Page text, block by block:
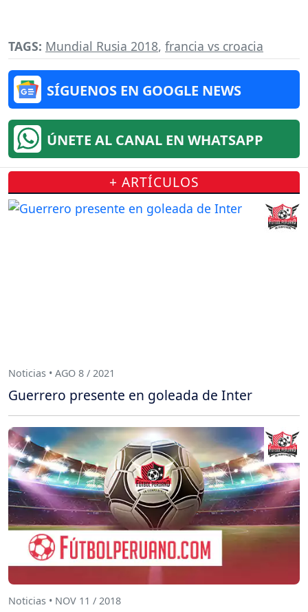
TAGS: Mundial Rusia 2018, francia vs croacia
SÍGUENOS EN GOOGLE NEWS
ÚNETE AL CANAL EN WHATSAPP
+ ARTÍCULOS
Noticias • AGO 8 / 2021
Guerrero presente en goleada de Inter
Noticias • NOV 11 / 2018